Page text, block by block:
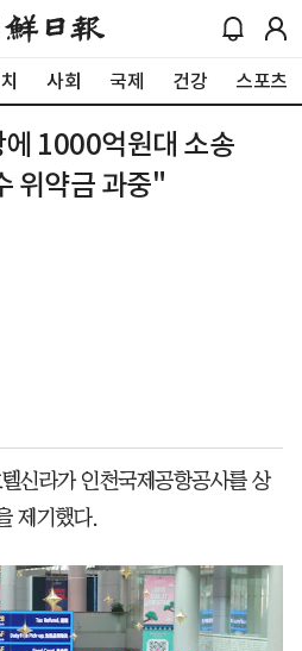
사회 국제 건강 스포츠
1000억원대 소송
위약금 과중"
신라가 인천국제공항공사를 상
제기했다.